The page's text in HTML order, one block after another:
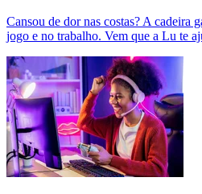
Cansou de dor nas costas? A cadeira
jogo e no trabalho. Vem que a Lu te